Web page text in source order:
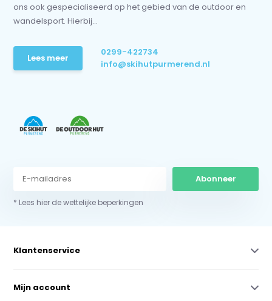
ons ook gespecialiseerd op het gebied van de outdoor en
wandelsport. Hierbij...
Lees meer
0299-422734
info@skihutpurmerend.nl
Abonneer
* Lees hier de wettelijke beperkingen
Klantenservice
Mijn account